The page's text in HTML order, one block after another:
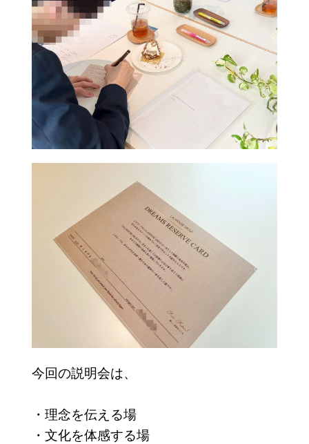
今回の説明会は、
・理念を伝える場
・文化を体感する場